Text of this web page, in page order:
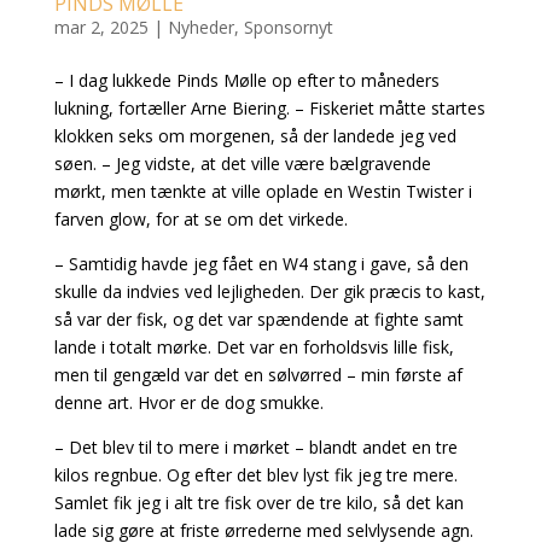
mar 2, 2025 | Nyheder, Sponsornyt
– I dag lukkede Pinds Mølle op efter to måneders
lukning, fortæller Arne Biering. – Fiskeriet måtte startes
klokken seks om morgenen, så der landede jeg ved
søen. – Jeg vidste, at det ville være bælgravende
mørkt, men tænkte at ville oplade en Westin Twister i
farven glow, for at se om det virkede.
– Samtidig havde jeg fået en W4 stang i gave, så den
skulle da indvies ved lejligheden. Der gik præcis to kast,
så var der fisk, og det var spændende at fighte samt
lande i totalt mørke. Det var en forholdsvis lille fisk,
men til gengæld var det en sølvørred – min første af
denne art. Hvor er de dog smukke.
– Det blev til to mere i mørket – blandt andet en tre
kilos regnbue. Og efter det blev lyst fik jeg tre mere.
Samlet fik jeg i alt tre fisk over de tre kilo, så det kan
lade sig gøre at friste ørrederne med selvlysende agn.